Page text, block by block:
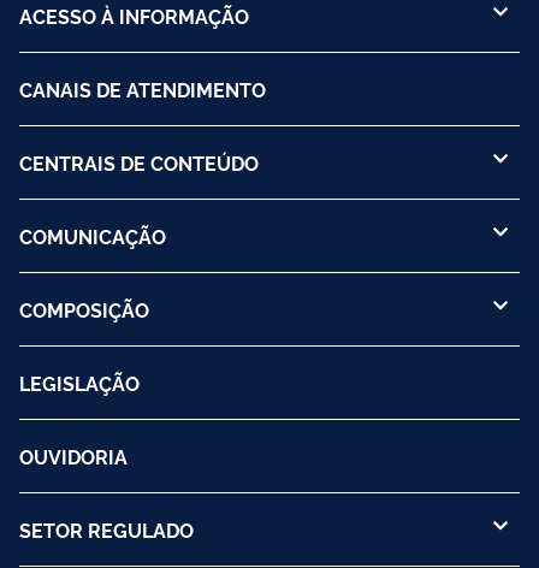
ACESSO À INFORMAÇÃO
CANAIS DE ATENDIMENTO
CENTRAIS DE CONTEÚDO
COMUNICAÇÃO
COMPOSIÇÃO
LEGISLAÇÃO
OUVIDORIA
SETOR REGULADO